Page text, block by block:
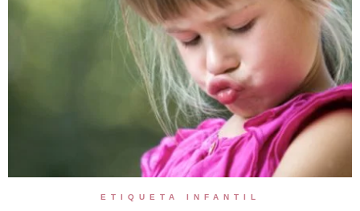
ETIQUETA INFANTIL